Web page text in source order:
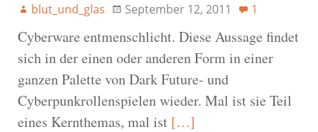
blut_und_glas September 12, 2011 1
Cyberware entmenschlicht. Diese Aussage findet
sich in der einen oder anderen Form in einer
ganzen Palette von Dark Future- und
Cyberpunkrollenspielen wieder. Mal ist sie Teil
eines Kernthemas, mal ist […]